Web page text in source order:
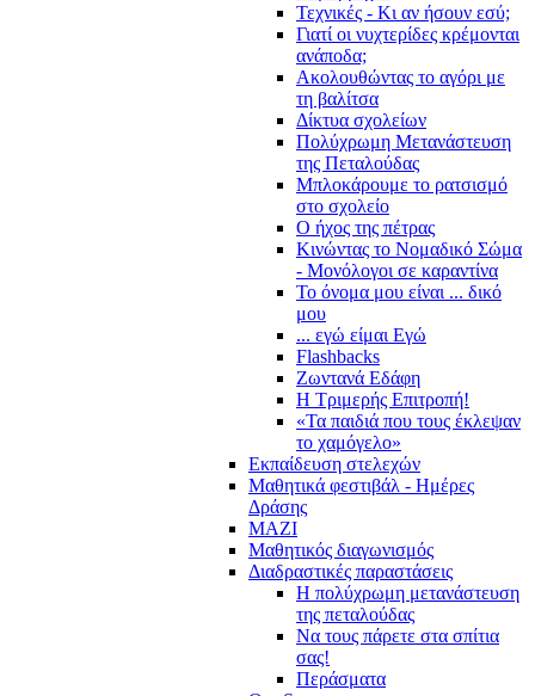
Τεχνικές - Κι αν ήσουν εσύ;
Γιατί οι νυχτερίδες κρέμονται
ανάποδα;
Ακολουθώντας το αγόρι με
τη βαλίτσα
Δίκτυα σχολείων
Πολύχρωμη Μετανάστευση
της Πεταλούδας
Μπλοκάρουμε το ρατσισμό
στο σχολείο
Ο ήχος της πέτρας
Κινώντας το Νομαδικό Σώμα
- Μονόλογοι σε καραντίνα
Το όνομα μου είναι ... δικό
μου
... εγώ είμαι Εγώ
Flashbacks
Ζωντανά Εδάφη
Η Τριμερής Επιτροπή!
«Τα παιδιά που τους έκλεψαν
το χαμόγελο»
Εκπαίδευση στελεχών
Μαθητικά φεστιβάλ - Ημέρες
Δράσης
ΜΑΖΙ
Μαθητικός διαγωνισμός
Διαδραστικές παραστάσεις
Η πολύχρωμη μετανάστευση
της πεταλούδας
Να τους πάρετε στα σπίτια
σας!
Περάσματα